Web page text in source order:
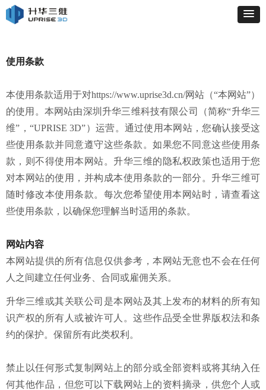
使用条款
本使用条款适用于对https://www.uprise3d.cn/网站（“本网站”）
的使用。本网站由深圳升华三维科技有限公司（简称“升华三
维”，“UPRISE 3D”）运营。通过使用本网站，您确认接受这
些使用条款并同意遵守这些条款。如果您不同意这些使用条
款，则不得使用本网站。升华三维的隐私权政策也适用于您
对本网站的使用，并构成本使用条款的一部分。升华三维可
随时修改本使用条款。每次您希望使用本网站时，请查看这
些使用条款，以确保您理解当时适用的条款。
网站内容
本网站提供的所有信息仅供参考，本网站无意也不会在任何
人之间建立任何业务、合同或雇佣关系。
升华三维或其关联公司是本网站及其上发布的材料的所有知
识产权的所有人或被许可人。这些作品受全世界版权法和条
约的保护。保留所有此类权利。
禁止以任何形式复制网站上的部分或全部资料或将其纳入任
何其他作品，但您可以下载网站上的资料摘录，供您个人或